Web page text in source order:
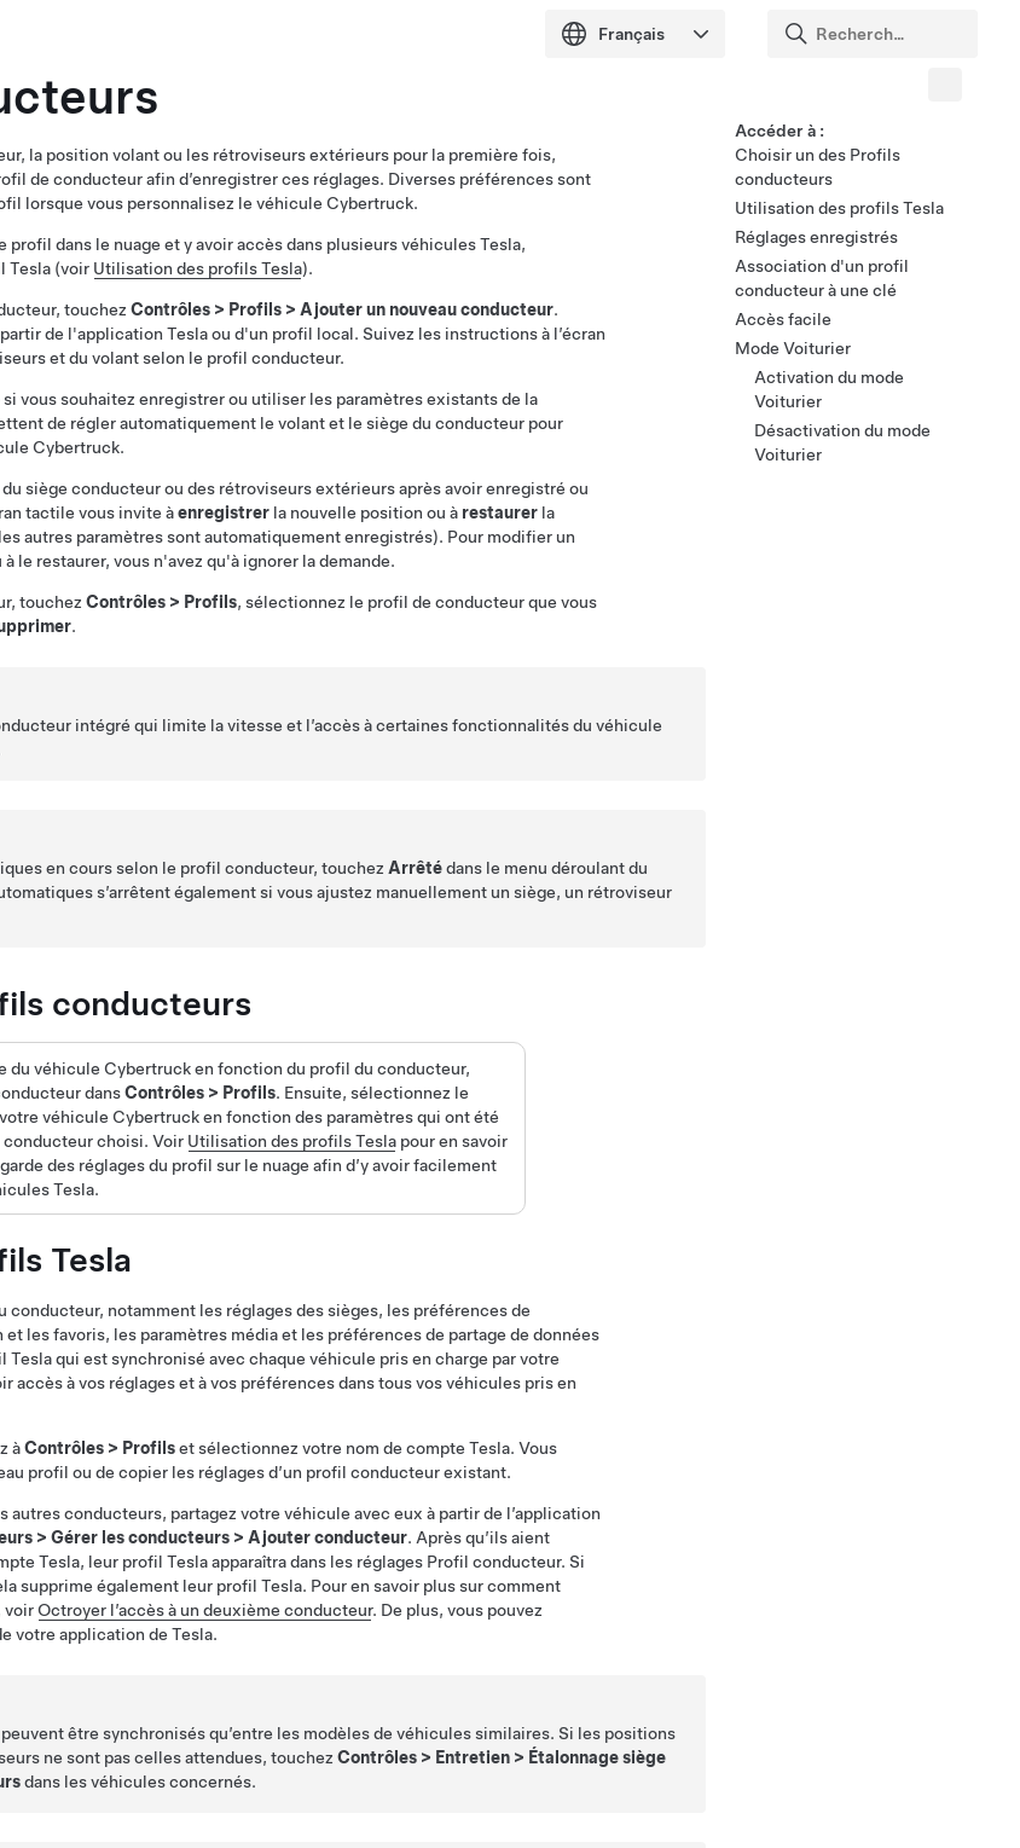
la position volantou les rétroviseurs extérieurs pour la première fois,
de conducteur afin d’enregistrer ces réglages. Diverses préférences sont
lorsque vous personnalisez le véhicule Cybertruck.
profil dans le nuage et y avoir accès dans plusieurs véhicules Tesla,
Tesla (voir Utilisation des profils Tesla).
touchez Contrôles > Profils > Ajouter un nouveau conducteur.
de l'application Tesla ou d'un profil local. Suivez les instructions à l’écran
et du volant selon le profil conducteur.
si vous souhaitez enregistrer ou utiliser les paramètres existants de la
de régler automatiquement le volantet le siège du conducteur pour
Cybertruck.
du siège conducteur ou des rétroviseurs extérieurs après avoir enregistré ou
tactile vous invite àenregistrer la nouvelle position ou à restaurer la
autres paramètres sont automatiquement enregistrés). Pour modifier un
le restaurer, vous n'avez qu'à ignorer la demande.
touchez Contrôles > Profils, sélectionnez le profil de conducteur que vous
.
intégré qui limite la vitesse et l’accès à certaines fonctionnalités du véhicule
en cours selon le profil conducteur, touchez Arrêtédans le menu déroulant du
s’arrêtent également si vous ajustez manuellement un siège, un rétroviseur
conducteurs
du véhicule Cybertrucken fonction du profil du conducteur,
dansContrôles> Profils. Ensuite, sélectionnez le
véhicule Cybertrucken fonction des paramètres qui ont été
choisi. Voir Utilisation des profils Teslapour en savoir
des réglages du profil sur le nuage afin d’y avoir facilement
Tesla.
Tesla
conducteur, notamment les réglages des sièges, les préférences de
et les favoris, les paramètres médiaet les préférences de partage de données
qui est synchronisé avec chaque véhicule pris en charge par votre
accès à vos réglages et à vos préférences dans tous vos véhicules pris en
àContrôles > Profilset sélectionnez votre nom de compte Tesla. Vous
profil ou de copier les réglages d’un profil conducteur existant.
autres conducteurs, partagez votre véhicule avec eux à partir de l’application
> Gérer les conducteurs > Ajouter conducteur. Après qu’ils aient
Tesla, leur profil Tesla apparaîtra dans les réglages Profil conducteur. Si
supprime également leur profil Tesla. Pour en savoir plus sur comment
voirOctroyer l’accès à un deuxième conducteur. De plus, vous pouvez
votre application de Tesla.
être synchronisés qu’entre les modèles de véhicules similaires. Si les positions
ne sont pas celles attendues, touchezContrôles > Entretien > Étalonnage siège
dans les véhicules concernés.
Accéder à :
Choisir un des Profils
conducteurs
Utilisation des profils Tesla
Réglages enregistrés
Association d'un profil
conducteur à une clé
Accès facile
Mode Voiturier
Activation du mode
Voiturier
Désactivation du mode
Voiturier